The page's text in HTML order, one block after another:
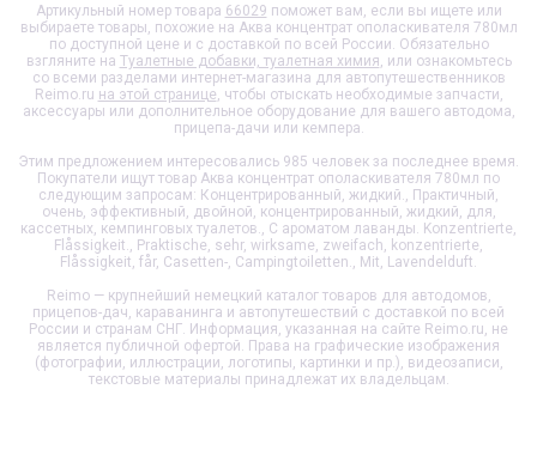
Артикульный номер товара 66029 поможет вам, если вы ищете или
выбираете товары, похожие на Аква концентрат ополаскивателя 780мл
по доступной цене и с доставкой по всей России. Обязательно
взгляните на Туалетные добавки, туалетная химия , или ознакомьтесь
со всеми разделами интернет-магазина для автопутешественников
Reimo.ru на этой странице , чтобы отыскать необходимые запчасти,
аксессуары или дополнительное оборудование для вашего автодома,
прицепа-дачи или кемпера.
Этим предложением интересовались 985 человек за последнее время.
Покупатели ищут товар Аква концентрат ополаскивателя 780мл по
следующим запросам: Концентрированный, жидкий., Практичный,
очень, эффективный, двойной, концентрированный, жидкий, для,
кассетных, кемпинговых туалетов., С ароматом лаванды. Konzentrierte,
Flåssigkeit., Praktische, sehr, wirksame, zweifach, konzentrierte,
Flåssigkeit, får, Casetten-, Campingtoiletten., Mit, Lavendelduft.
Reimo — крупнейший немецкий каталог товаров для автодомов,
прицепов-дач, караванинга и автопутешествий с доставкой по всей
России и странам СНГ. Информация, указанная на сайте Reimo.ru, не
является публичной офертой. Права на графические изображения
(фотографии, иллюстрации, логотипы, картинки и пр.), видеозаписи,
текстовые материалы принадлежат их владельцам.